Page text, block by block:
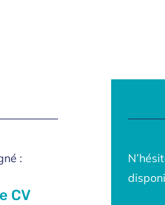
:
CV